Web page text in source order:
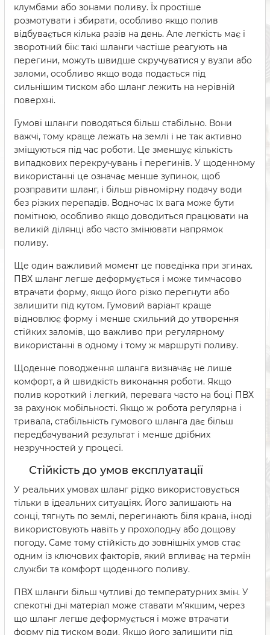
клумбами або зонами поливу. Їх простіше
розмотувати і збирати, особливо якщо полив
відбувається кілька разів на день. Але легкість має і
зворотний бік: такі шланги частіше реагують на
перегини, можуть швидше скручуватися у вузли або
заломи, особливо якщо вода подається під
сильнішим тиском або шланг лежить на нерівній
поверхні.
Гумові шланги поводяться більш стабільно. Вони
важчі, тому краще лежать на землі і не так активно
зміщуються під час роботи. Це зменшує кількість
випадкових перекручувань і перегинів. У щоденному
використанні це означає менше зупинок, щоб
розправити шланг, і більш рівномірну подачу води
без різких перепадів. Водночас їх вага може бути
помітною, особливо якщо доводиться працювати на
великій ділянці або часто змінювати напрямок
поливу.
Ще один важливий момент це поведінка при згинах.
ПВХ шланг легше деформується і може тимчасово
втрачати форму, якщо його різко перегнути або
залишити під кутом. Гумовий варіант краще
відновлює форму і менше схильний до утворення
стійких заломів, що важливо при регулярному
використанні в одному і тому ж маршруті поливу.
Щоденне поводження шланга визначає не лише
комфорт, а й швидкість виконання роботи. Якщо
полив короткий і легкий, перевага часто на боці ПВХ
за рахунок мобільності. Якщо ж робота регулярна і
тривала, стабільність гумового шланга дає більш
передбачуваний результат і менше дрібних
незручностей у процесі.
Стійкість до умов експлуатації
У реальних умовах шланг рідко використовується
тільки в ідеальних ситуаціях. Його залишають на
сонці, тягнуть по землі, перегинають біля крана, іноді
використовують навіть у прохолодну або дощову
погоду. Саме тому стійкість до зовнішніх умов стає
одним із ключових факторів, який впливає на термін
служби та комфорт щоденного поливу.
ПВХ шланги більш чутливі до температурних змін. У
спекотні дні матеріал може ставати м’якшим, через
що шланг легше деформується і може втрачати
форму під тиском води. Якщо його залишити під